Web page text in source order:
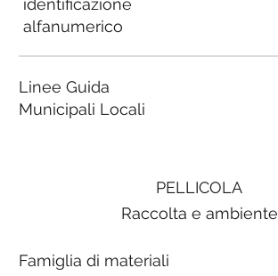
PELLICOLA
Raccolta e ambiente
Famiglia di materiali
alfanumerico
Linee Guida
Municipali Locali